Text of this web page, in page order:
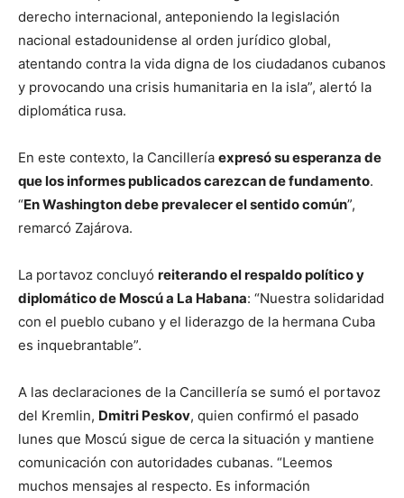
derecho internacional, anteponiendo la legislación
nacional estadounidense al orden jurídico global,
atentando contra la vida digna de los ciudadanos cubanos
y provocando una crisis humanitaria en la isla”, alertó la
diplomática rusa.
En este contexto, la Cancillería expresó su esperanza de
que los informes publicados carezcan de fundamento.
“En Washington debe prevalecer el sentido común”,
remarcó Zajárova.
La portavoz concluyó reiterando el respaldo político y
diplomático de Moscú a La Habana: “Nuestra solidaridad
con el pueblo cubano y el liderazgo de la hermana Cuba
es inquebrantable”.
A las declaraciones de la Cancillería se sumó el portavoz
del Kremlin, Dmitri Peskov, quien confirmó el pasado
lunes que Moscú sigue de cerca la situación y mantiene
comunicación con autoridades cubanas. “Leemos
muchos mensajes al respecto. Es información